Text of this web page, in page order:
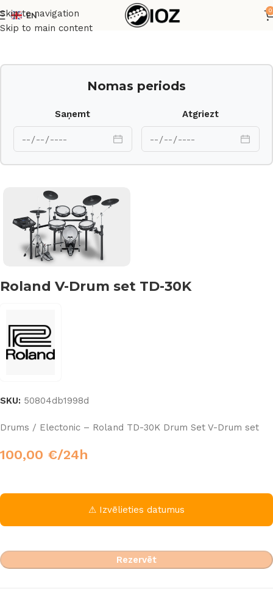
Skip to navigation
Skip to main content
EN
0
Sākums Bungas Elektroniskie
Nomas periods
Saņemt Atgriezt
Roland V-Drum set TD-30K
SKU: 50804db1998d
Drums / Electonic – Roland TD-30K Drum Set V-Drum set
100,00 €/24h
⚠ Izvēlieties datumus
Rezervēt